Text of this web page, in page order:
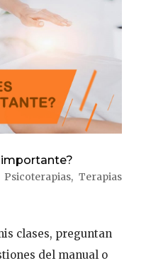
importante?
Psicoterapias,Terapias
clases, preguntan
del manual o